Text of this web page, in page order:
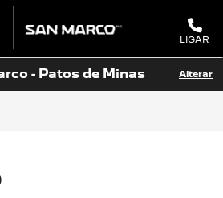
LIGAR
- Patos de Minas Alterar